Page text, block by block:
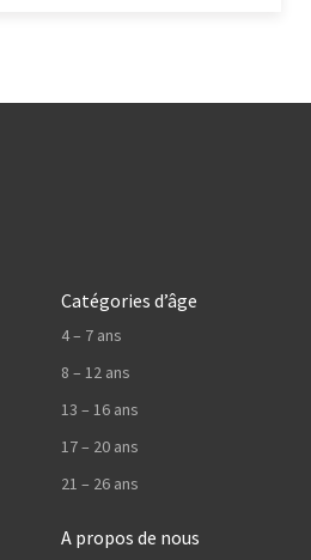
Catégories d’âge
4 – 7 ans
8 – 12 ans
13 – 16 ans
17 – 20 ans
21 – 26 ans
A propos de nous